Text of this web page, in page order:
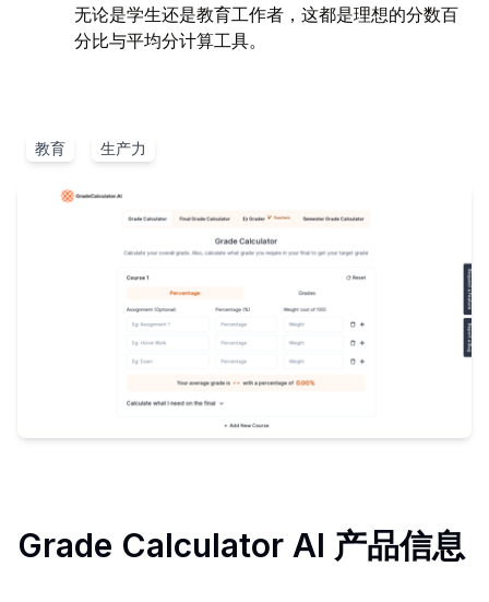
无论是学生还是教育工作者，这都是理想的分数百
分比与平均分计算工具。
教育 生产力
Grade Calculator AI 产品信息